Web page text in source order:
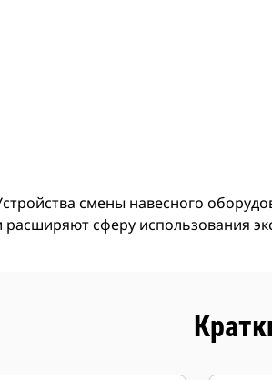
смены навесного
расширяют сферу использования